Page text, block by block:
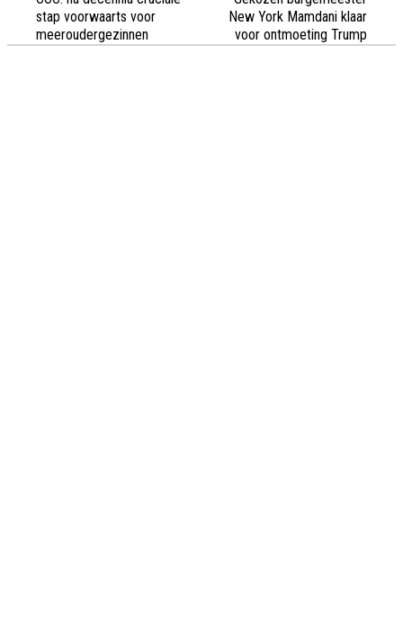
stap voorwaarts voor
meeroudergezinnen
New York Mamdani klaar
voor ontmoeting Trump